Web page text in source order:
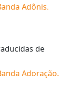
Adônis.
de
Adoração.